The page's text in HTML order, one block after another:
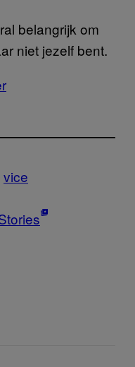
belangrijk om
niet jezelf bent.
vice